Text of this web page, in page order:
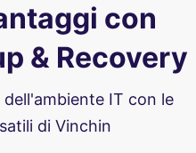
con
& Recovery
IT con le
di Vinchin